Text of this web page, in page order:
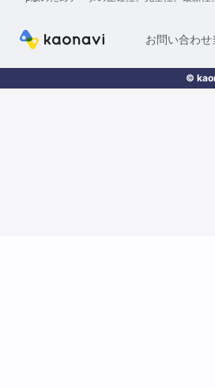
お問い合わせ
©